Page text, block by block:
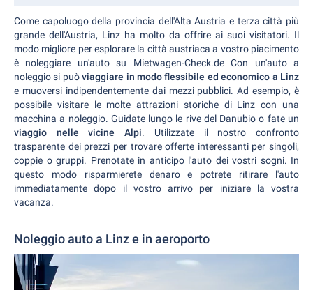
Come capoluogo della provincia dell'Alta Austria e terza città più
grande dell'Austria, Linz ha molto da offrire ai suoi visitatori. Il
modo migliore per esplorare la città austriaca a vostro piacimento
è noleggiare un'auto su Mietwagen-Check.de Con un'auto a
noleggio si puòviaggiare in modo flessibile ed economico a Linz
e muoversi indipendentemente dai mezzi pubblici. Ad esempio, è
possibile visitare le molte attrazioni storiche di Linz con una
macchina a noleggio. Guidate lungo le rive del Danubio o fate un
viaggio nelle vicine Alpi. Utilizzate il nostro confronto
trasparente dei prezzi per trovare offerte interessanti per singoli,
coppie o gruppi. Prenotate in anticipo l'auto dei vostri sogni. In
questo modo risparmierete denaro e potrete ritirare l'auto
immediatamente dopo il vostro arrivo per iniziare la vostra
vacanza.
Noleggio auto a Linz e in aeroporto